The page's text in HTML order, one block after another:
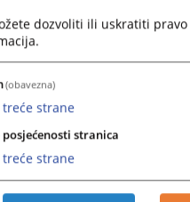
dozvoliti ili uskratiti pravo
(obavezna)
treće strane
stranica
treće strane